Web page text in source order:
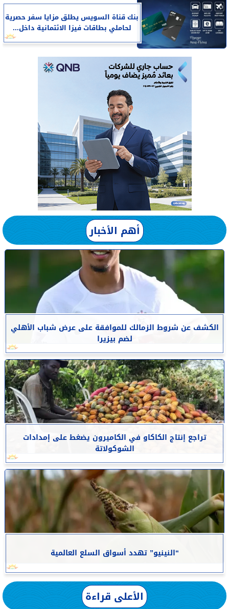
بنك قناة السويس يطلق مزايا سفر حصرية
لحاملي بطاقات فيزا الائتمانية داخل...
أهم الأخبار
الكشف عن شروط الزمالك للموافقة على عرض شباب الأهلي
لضم بيزيرا
تراجع إنتاج الكاكاو في الكاميرون يضغط على إمدادات
الشوكولاتة
“النينيو” تهدد أسواق السلع العالمية
الأعلى قراءة